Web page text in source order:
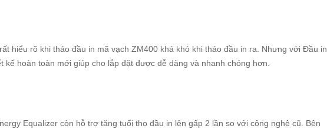
hiểu rõ khi tháo đầu in mã vạch ZM400 khá khó khi tháo đầu in ra. Nhưng với Đầu in
hoàn toàn mới giúp cho lắp đặt được dễ dàng và nhanh chóng hơn.
Equalizer còn hỗ trợ tăng tuổi thọ đầu in lên gấp 2 lần so với công nghệ cũ. Bên